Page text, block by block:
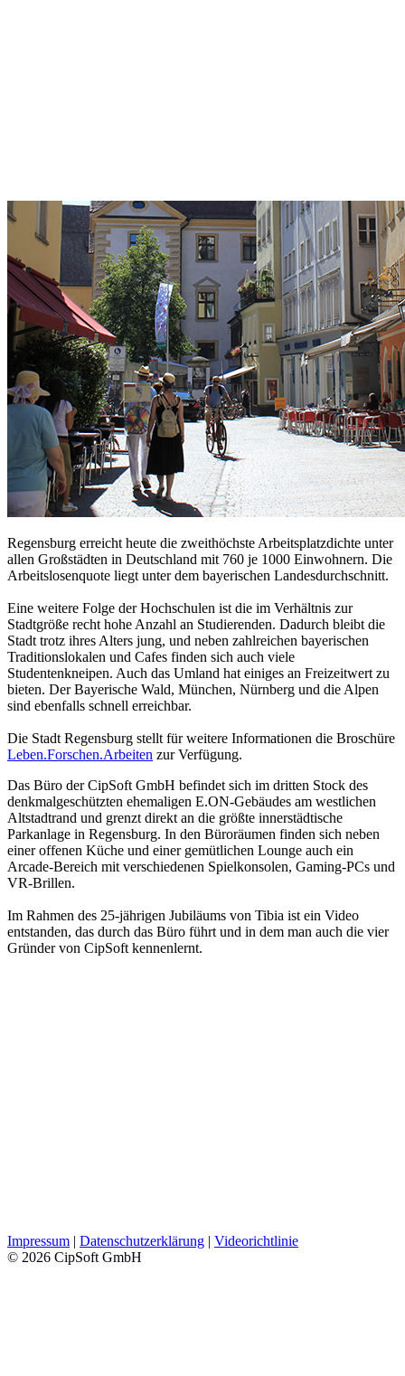
Regensburg erreicht heute die zweithöchste Arbeitsplatzdichte unter
allen Großstädten in Deutschland mit 760 je 1000 Einwohnern. Die
Arbeitslosenquote liegt unter dem bayerischen Landesdurchschnitt.
Eine weitere Folge der Hochschulen ist die im Verhältnis zur
Stadtgröße recht hohe Anzahl an Studierenden. Dadurch bleibt die
Stadt trotz ihres Alters jung, und neben zahlreichen bayerischen
Traditionslokalen und Cafes finden sich auch viele
Studentenkneipen. Auch das Umland hat einiges an Freizeitwert zu
bieten. Der Bayerische Wald, München, Nürnberg und die Alpen
sind ebenfalls schnell erreichbar.
Die Stadt Regensburg stellt für weitere Informationen die Broschüre
Leben.Forschen.Arbeiten zur Verfügung.
Das Büro der CipSoft GmbH befindet sich im dritten Stock des
denkmalgeschützten ehemaligen E.ON-Gebäudes am westlichen
Altstadtrand und grenzt direkt an die größte innerstädtische
Parkanlage in Regensburg. In den Büroräumen finden sich neben
einer offenen Küche und einer gemütlichen Lounge auch ein
Arcade-Bereich mit verschiedenen Spielkonsolen, Gaming-PCs und
VR-Brillen.
Im Rahmen des 25-jährigen Jubiläums von Tibia ist ein Video
entstanden, das durch das Büro führt und in dem man auch die vier
Gründer von CipSoft kennenlernt.
Impressum | Datenschutzerklärung | Videorichtlinie
© 2026 CipSoft GmbH